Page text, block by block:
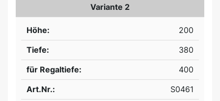
Variante 2
Höhe:
200
Tiefe:
380
für Regaltiefe:
400
Art.Nr.:
S0461